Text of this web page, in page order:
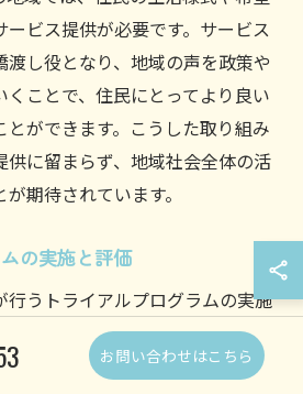
ービス提供が必要です。サービス
し役となり、地域の声を政策や
ことで、住民にとってより良い
ができます。こうした取り組み
供に留まらず、地域社会全体の活
期待されています。
の実施と評価
行うトライアルプログラムの実施
において欠かせません。倉敷市北
わせたプログラムを試行し、その
お問い合わせはこちら